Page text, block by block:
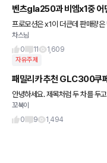
벤츠gla250과 비엠x1중 어
프로모션은 x1이 더큰데 판매량
을까요? 둘다 가솔린모델기준 입니
차스님
0
11 1,609
자유주제
안녕하세요. 제목처럼 두 차를 두
가솔린을 원합니다. 참고로 볼보
니다. 가족은 저랑 와이프 2
꼬북이
0
9 1,494